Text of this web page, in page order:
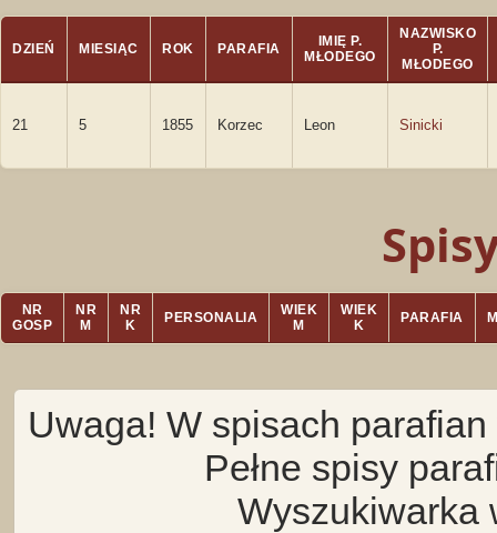
DZIEŃ MIESIĄC ROK PARAFIA
IMIĘ P.
MŁODEGO
NAZWISKO
P.
MŁODEGO
21 5 1855 Korzec Leon Sinicki
NR
GOSP
NR
M
NR
K
PERSONALIA
WIEK
M
WIEK
K
PARAFIA
Uwaga! W spisach
Pełne spisy
Wyszukiwarka